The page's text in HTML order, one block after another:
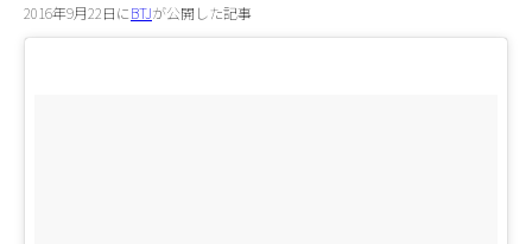
2016年9月22日にBTJが公開した記事